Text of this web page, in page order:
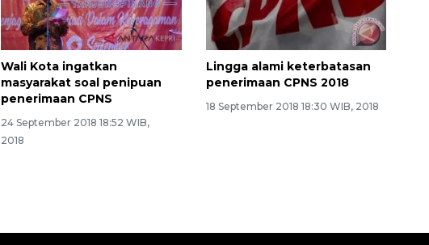
Wali Kota ingatkan
masyarakat soal penipuan
penerimaan CPNS
24 September 2018 18:52 WIB,
2018
Lingga alami keterbatasan
penerimaan CPNS 2018
18 September 2018 18:30 WIB, 2018